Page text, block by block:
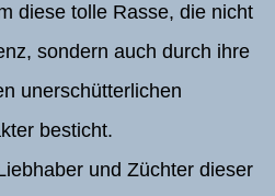
diese tolle Rasse, die nicht
sondern auch durch ihre
unerschütterlichen
besticht.
und Züchter dieser